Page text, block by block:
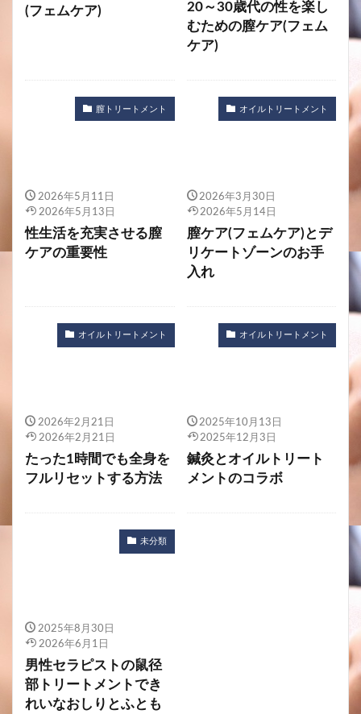
(フェムケア)
20～30歳代の性を楽し
むための膣ケア(フェム
ケア)
膣トリートメント
2026年5月11日
2026年5月13日
性生活を充実させる膣
ケアの重要性
オイルトリートメント
2026年3月30日
2026年5月14日
膣ケア(フェムケア)とデ
リケートゾーンのお手
入れ
オイルトリートメント
2026年2月21日
2026年2月21日
たった1時間でも全身を
フルリセットする方法
オイルトリートメント
2025年10月13日
2025年12月3日
鍼灸とオイルトリート
メントのコラボ
未分類
2025年8月30日
2026年6月1日
男性セラピストの鼠径
部トリートメントでき
れいなおしりとふとも